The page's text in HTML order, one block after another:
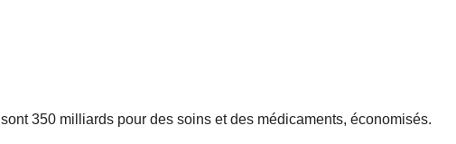
350 milliards pour des soins et des médicaments, économisés.